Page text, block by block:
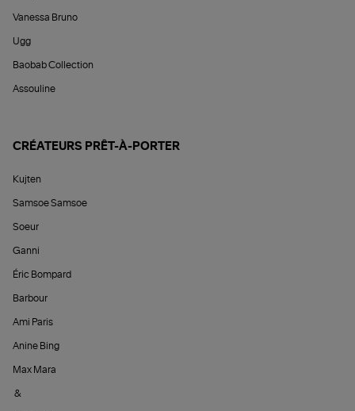
Vanessa Bruno
Ugg
Baobab Collection
Assouline
CRÉATEURS PRÊT-À-PORTER
Kujten
Samsoe Samsoe
Soeur
Ganni
Éric Bompard
Barbour
Ami Paris
Anine Bing
Max Mara
&